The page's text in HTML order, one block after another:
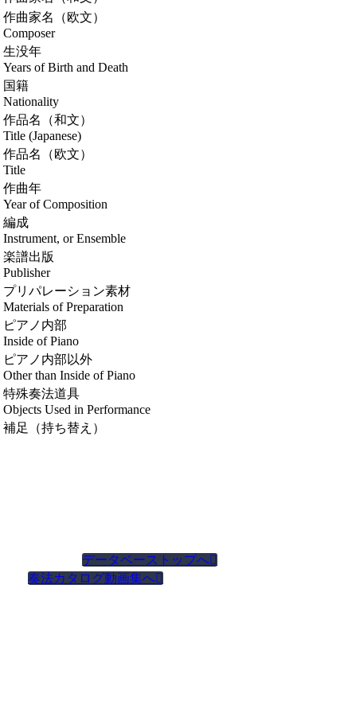
作曲家名（欧文）
Composer
生没年
Years of Birth and Death
国籍
Nationality
作品名（和文）
Title (Japanese)
作品名（欧文）
Title
作曲年
Year of Composition
編成
Instrument, or Ensemble
楽譜出版
Publisher
プリパレーション素材
Materials of Preparation
ピアノ内部
Inside of Piano
ピアノ内部以外
Other than Inside of Piano
特殊奏法道具
Objects Used in Performance
補足（持ち替え）
データベーストップへ
奏法カタログ動画集へ